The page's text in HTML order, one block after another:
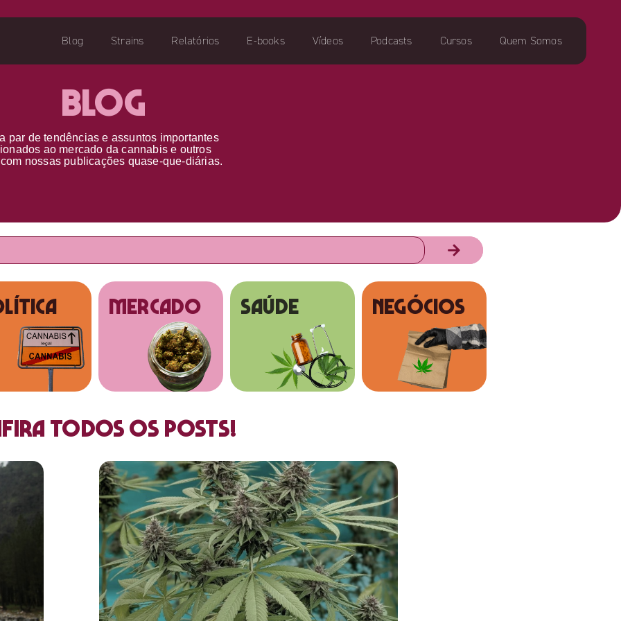
Blog Strains Relatórios E-books Vídeos Podcasts Cursos Quem Somos
Blog
par detendências e assuntos importantes
ao mercado da cannabis e outros
com nossas publicações quase-que-diárias.
MERCADO SAÚDE NEGÓCIOS
todos os posts!